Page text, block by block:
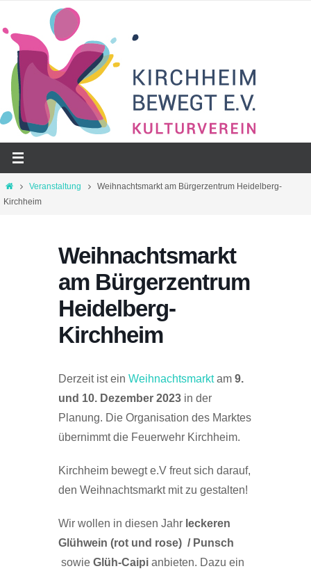
Inhalt
springen
StartVeranstaltung
Weihnachtsmarkt am Bürgerzentrum Heidelberg-
Kirchheim
Weihnachtsmarkt
am Bürgerzentrum
Heidelberg-
Kirchheim
Derzeit ist ein Weihnachtsmarktam 9.
und 10. Dezember 2023 in der
Planung. Die Organisation des Marktes
übernimmt die Feuerwehr Kirchheim.
Kirchheim bewegt e.V freut sich darauf,
den Weihnachtsmarkt mit zu gestalten!
Wir wollen in diesen Jahr leckeren
Glühwein (rot und rose) / Punsch
sowie Glüh-Caipi anbieten. Dazu ein